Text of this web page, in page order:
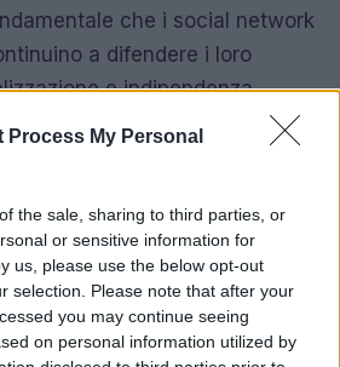
Process My Personal
the sale, sharing to third parties, or
or sensitive information for
us, please use the below opt-out
selection. Please note that after your
you may continue seeing
on personal information utilized by
che i social network
a difendere i loro
e indipendenza.